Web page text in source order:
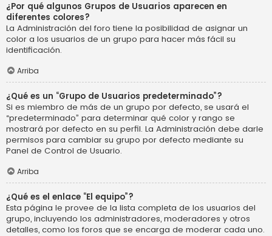
¿Por qué algunos Grupos de Usuarios aparecen en
diferentes colores?
La Administración del foro tiene la posibilidad de asignar un
color a los usuarios de un grupo para hacer más fácil su
identificación.
Arriba
¿Qué es un “Grupo de Usuarios predeterminado”?
Si es miembro de más de un grupo por defecto, se usará el
“predeterminado” para determinar qué color y rango se
mostrará por defecto en su perfil. La Administración debe darle
permisos para cambiar su grupo por defecto mediante su
Panel de Control de Usuario.
Arriba
¿Qué es el enlace “El equipo”?
Esta página le provee de la lista completa de los usuarios del
grupo, incluyendo los administradores, moderadores y otros
detalles, como los foros que se encarga de moderar cada uno.